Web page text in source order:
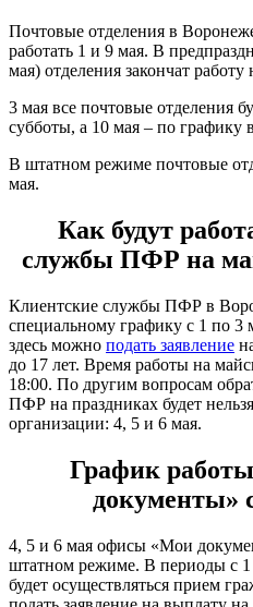
Почтовые отделения в
работать 1 и 9 мая. В
мая) отделения закончат работу
3 мая все почтовые отделения
субботы, а 10 мая – по графику
В штатном режиме почтовые
мая.
Как будут
службы ПФР на
Клиентские службы ПФР в
специальному графику с 1 по 3
здесь можно подать заявление
до 17 лет. Время работы на
18:00. По другим вопросам
ПФР на праздниках будет
организации: 4, 5 и 6 мая.
График
документы»
4, 5 и 6 мая офисы «Мои
штатном режиме. В периоды с 1
будет осуществляться прием